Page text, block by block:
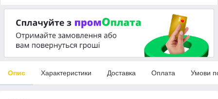
Опис Характеристики Доставка Оплата Умови